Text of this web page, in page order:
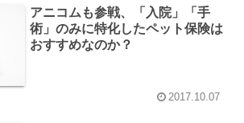
アニコムも参戦、「入院」「手
術」のみに特化したペット保険は
おすすめなのか？
2017.10.07